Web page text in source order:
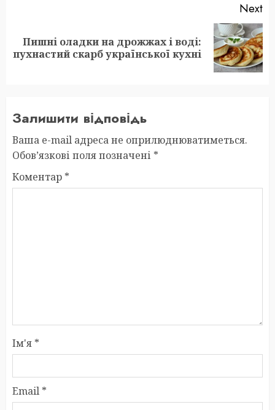
Next
Next
post:
Пишні оладки на дрожжах і воді:
пухнастий скарб української кухні
Залишити відповідь
Ваша e-mail адреса не оприлюднюватиметься.
Обов’язкові поля позначені *
Коментар *
Ім'я *
Email *